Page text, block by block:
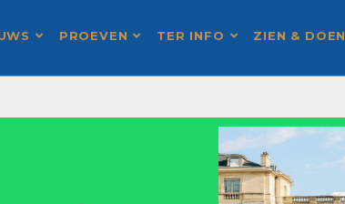
PROEVEN TER INFO ZIEN & DOEN